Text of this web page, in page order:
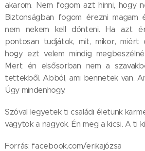
akarom. Nem fogom azt hinni, hogy
Biztonságban fogom érezni magam
nem nekem kell dönteni. Ha azt
pontosan tudjátok, mit, mikor, miért
hogy ezt velem mindig
Mert én elsősorban nem a
tettekből. Abból, ami bennetek van.
Úgy mindenhogy.
Szóval legyetek ti családi életünk
vagytok a nagyok. Én meg a kicsi. A ti
Forrás: facebook.com/erikajózsa